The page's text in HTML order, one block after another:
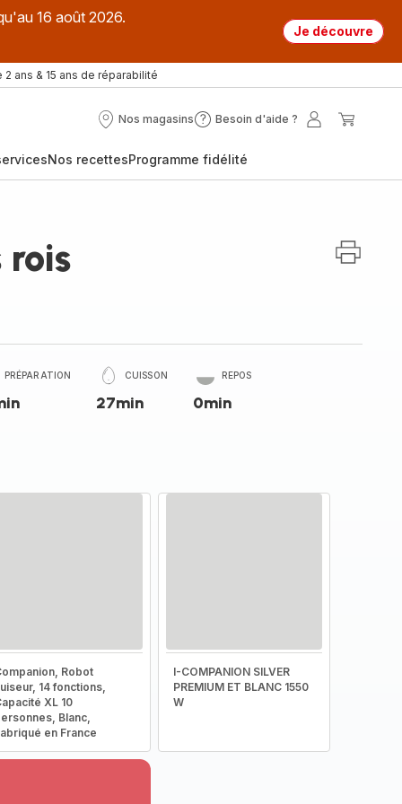
16 août 2026.
Je découvre
2 ans & 15 ans de réparabilité
Nos magasins
Nos
Besoin d'aide ?
Besoin
?
Mon
Nos recettesProgramme fidélité
PRÉPARATION CUISSON
27min
REPOS
0min
Robot
14 fonctions,
XL 10
Blanc,
en France
I-COMPANION SILVER
PREMIUM ET BLANC 1550
W